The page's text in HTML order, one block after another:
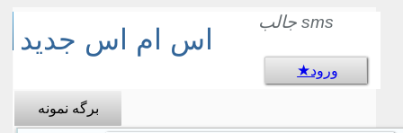
اس ام اس جدید
sms جالب
ورود
برگه نمونه